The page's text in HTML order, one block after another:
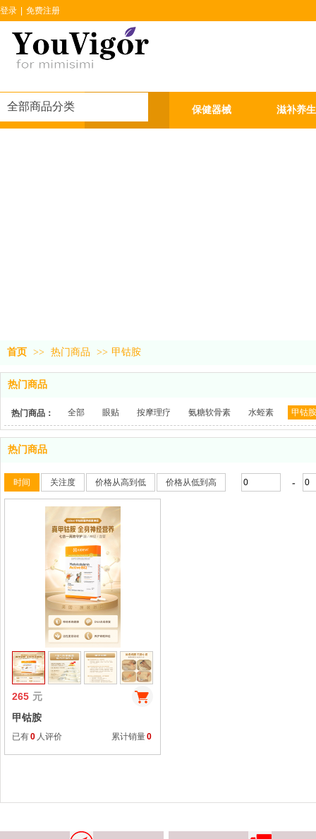
全部商品分类
登录 免费注册
首页 保健器械 滋补养生
首页 >> 热门商品 >> 甲钴胺
热门商品
热门商品： 全部 眼贴 按摩理疗 氨糖软骨素 水蛭素 甲钴胺
热门商品
时间 关注度 价格从高到低 价格从低到高 -
265 元
甲钴胺
已有0 人评价 累计销量0